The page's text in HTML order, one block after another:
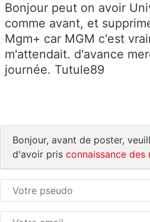
Bonjour peut on avoir
comme avant, et
Mgm+ car MGM c'est
m'attendait. d'avance
journée. Tutule89
Bonjour, avant de poster,
d'avoir pris connaissance des